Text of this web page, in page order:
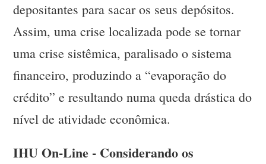
depositantes para sacar os seus depósitos.
Assim, uma crise localizada pode se tornar
uma crise sistêmica, paralisado o sistema
financeiro, produzindo a “evaporação do
crédito” e resultando numa queda drástica do
nível de atividade econômica.
IHU On-Line - Considerando os